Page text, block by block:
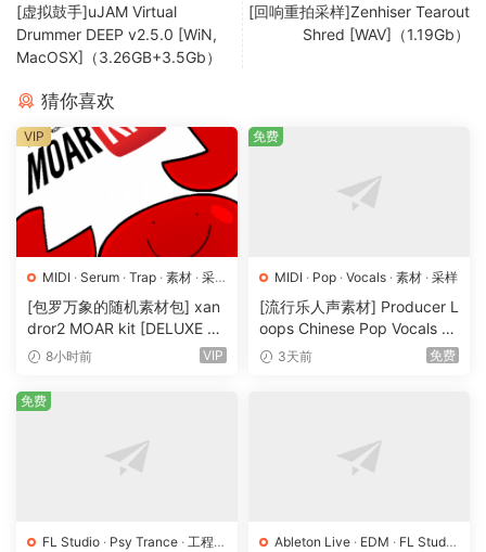
[虚拟鼓手]uJAM Virtual
Drummer DEEP v2.5.0 [WiN,
MacOSX]（3.26GB+3.5Gb）
[回响重拍采样]Zenhiser Tearout
Shred [WAV]（1.19Gb）
猜你喜欢
MIDI · Serum · Trap · 素材 · 采
样·预置
[包罗万象的随机素材包] xan
dror2 MOAR kit [DELUXE VE
RSION] [WAV, MiDi]（3.1G
8小时前 VIP
VIP
MIDI · Pop · Vocals · 素材 · 采样
[流行乐人声素材] Producer L
oops Chinese Pop Vocals Vo
l.1 [WAV, MiDi, REX]（3.21G
3天前 免费
免费
FL Studio · Psy Trance · 工程·
免费
Ableton Live · EDM · FL Studio